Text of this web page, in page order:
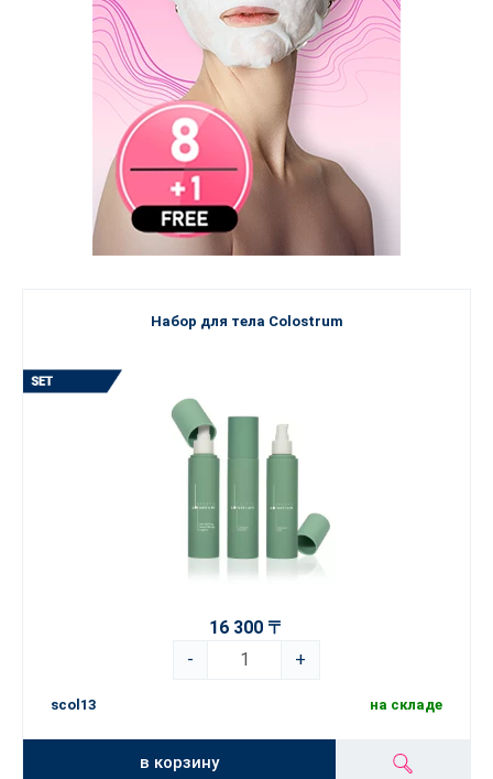
Набор для тела Colostrum
16 300 〒
-
+
scol13 на складе
в корзину